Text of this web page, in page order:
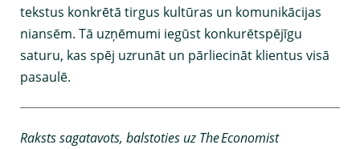
tekstus konkrētā tirgus kultūras un komunikācijas
niansēm. Tā uzņēmumi iegūst konkurētspējīgu
saturu, kas spēj uzrunāt un pārliecināt klientus visā
pasaulē.
Raksts sagatavots, balstoties uz TheEconomist